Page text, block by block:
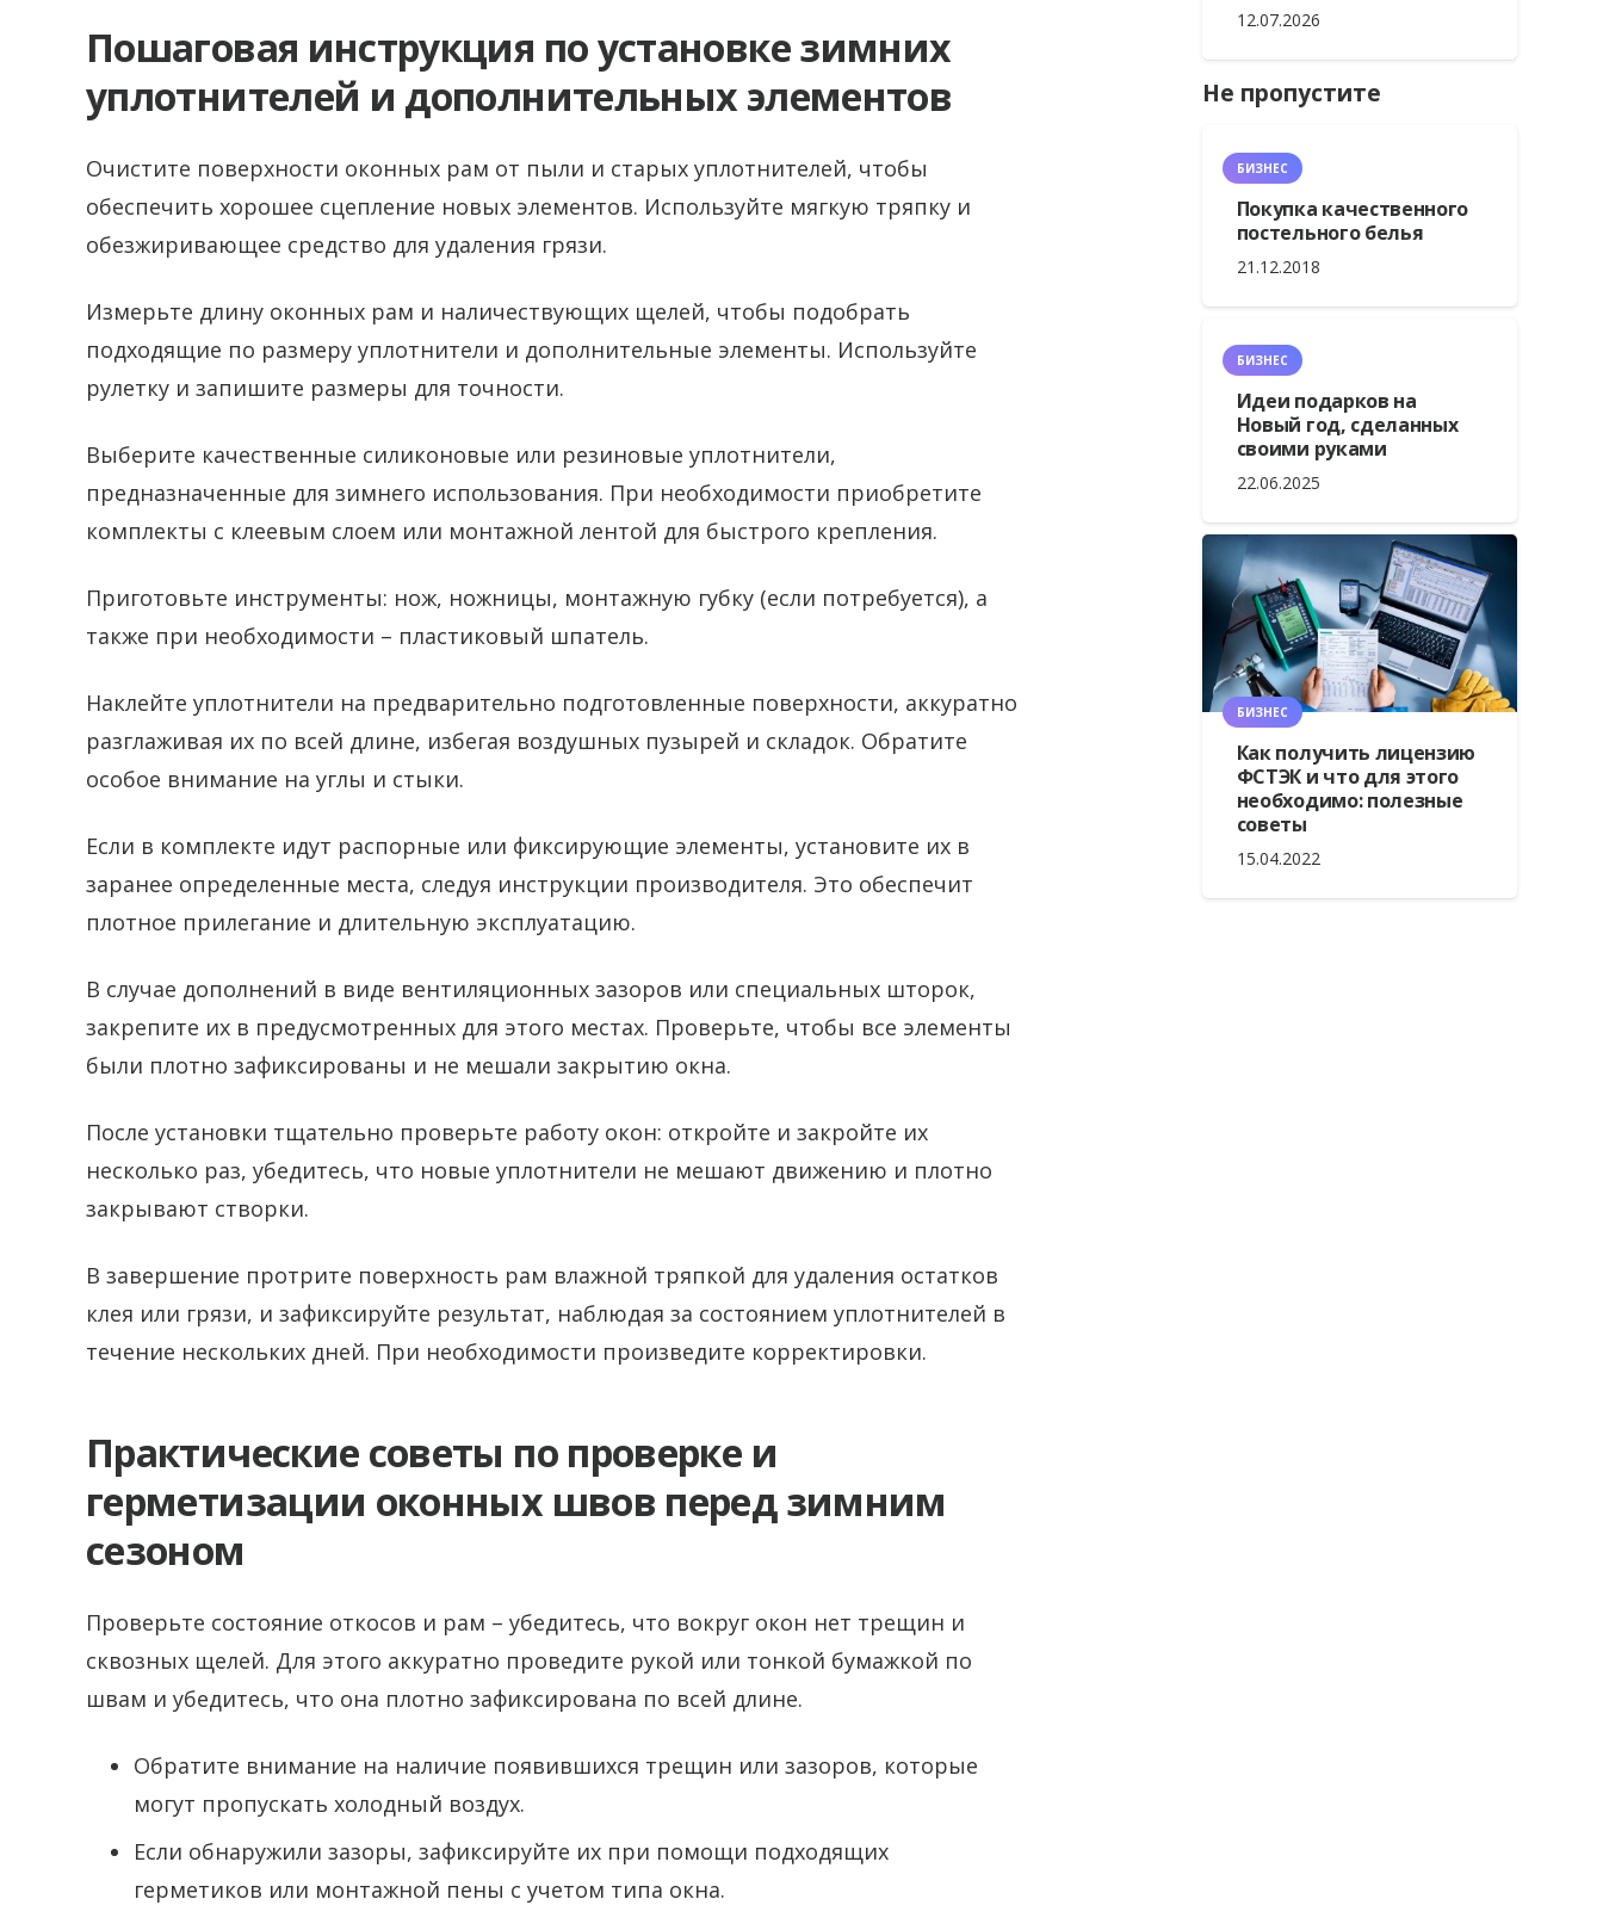
Пошаговая инструкция по установке зимних
уплотнителей и дополнительных элементов
Очистите поверхности оконных рам от пыли и старых уплотнителей, чтобы
обеспечить хорошее сцепление новых элементов. Используйте мягкую тряпку и
обезжиривающее средство для удаления грязи.
Измерьте длину оконных рам и наличествующих щелей, чтобы подобрать
подходящие по размеру уплотнители и дополнительные элементы. Используйте
рулетку и запишите размеры для точности.
Выберите качественные силиконовые или резиновые уплотнители,
предназначенные для зимнего использования. При необходимости приобретите
комплекты с клеевым слоем или монтажной лентой для быстрого крепления.
Приготовьте инструменты: нож, ножницы, монтажную губку (если потребуется), а
также при необходимости – пластиковый шпатель.
Наклейте уплотнители на предварительно подготовленные поверхности, аккуратно
разглаживая их по всей длине, избегая воздушных пузырей и складок. Обратите
особое внимание на углы и стыки.
Если в комплекте идут распорные или фиксирующие элементы, установите их в
заранее определенные места, следуя инструкции производителя. Это обеспечит
плотное прилегание и длительную эксплуатацию.
В случае дополнений в виде вентиляционных зазоров или специальных шторок,
закрепите их в предусмотренных для этого местах. Проверьте, чтобы все элементы
были плотно зафиксированы и не мешали закрытию окна.
После установки тщательно проверьте работу окон: откройте и закройте их
несколько раз, убедитесь, что новые уплотнители не мешают движению и плотно
закрывают створки.
В завершение протрите поверхность рам влажной тряпкой для удаления остатков
клея или грязи, и зафиксируйте результат, наблюдая за состоянием уплотнителей в
течение нескольких дней. При необходимости произведите корректировки.
Практические советы по проверке и
герметизации оконных швов перед зимним
сезоном
Проверьте состояние откосов и рам – убедитесь, что вокруг окон нет трещин и
сквозных щелей. Для этого аккуратно проведите рукой или тонкой бумажкой по
швам и убедитесь, что она плотно зафиксирована по всей длине.
Обратите внимание на наличие появившихся трещин или зазоров, которые
могут пропускать холодный воздух.
Если обнаружили зазоры, зафиксируйте их при помощи подходящих
герметиков или монтажной пены с учетом типа окна.
12.07.2026
Не пропустите
БИЗНЕС
Покупка качественного
постельного белья
21.12.2018
БИЗНЕС
Идеи подарков на
Новый год, сделанных
своими руками
22.06.2025
БИЗНЕС
Как получить лицензию
ФСТЭК и что для этого
необходимо: полезные
советы
15.04.2022